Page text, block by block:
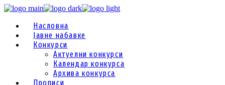
Насловна
Јавне набавке
Конкурси
Актуелни конкурси
Календар конкурса
Архива конкурса
Прописи